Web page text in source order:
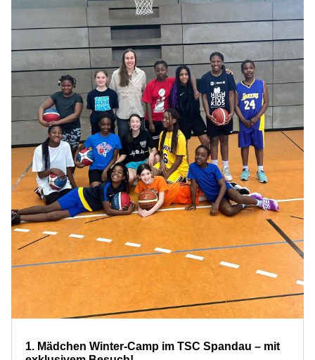
1. Mädchen Winter-Camp im TSC Spandau – mit